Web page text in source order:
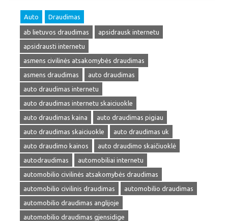
Auto Draudimas
ab lietuvos draudimas
apsidrausk internetu
apsidrausti internetu
asmens civilinės atsakomybės draudimas
asmens draudimas
auto draudimas
auto draudimas internetu
auto draudimas internetu skaiciuokle
auto draudimas kaina
auto draudimas pigiau
auto draudimas skaiciuokle
auto draudimas uk
auto draudimo kainos
auto draudimo skaičiuoklė
autodraudimas
automobiliai internetu
automobilio civilinės atsakomybės draudimas
automobilio civilinis draudimas
automobilio draudimas
automobilio draudimas anglijoje
automobilio draudimas gjensidige